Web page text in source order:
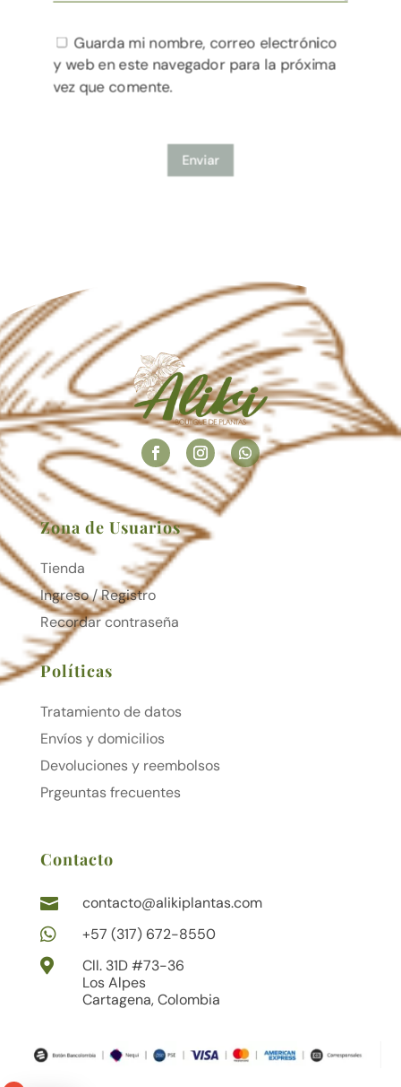
Guarda mi nombre, correo electrónico
y web en este navegador para la próxima
vez que comente.
Enviar
Zona de Usuarios
Tienda
Ingreso / Registro
Recordar contraseña
Políticas
Tratamiento de datos
Envíos y domicilios
Devoluciones y reembolsos
Prgeuntas frecuentes
Contacto

contacto@alikiplantas.com

+57 (317) 672-8550

Cll. 31D #73-36
Los Alpes
Cartagena, Colombia